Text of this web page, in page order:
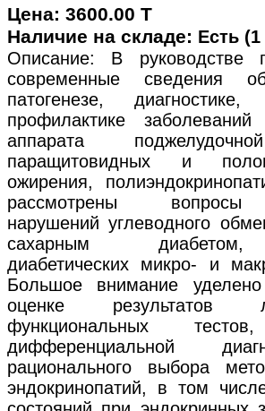
Цена: 3600.00 T
Наличие на складе: Есть
Описание: В руководстве
современные сведения
патогенезе,
профилактике заболеваний
аппарата
паращитовидных и
ожирения,
рассмотрены вопросы
нарушений углеводного
сахарным
диабетических микро- и
Большое внимание уделено
оценке результатов
функциональных
дифференциальной
рационального выбора
эндокринопатий, в том